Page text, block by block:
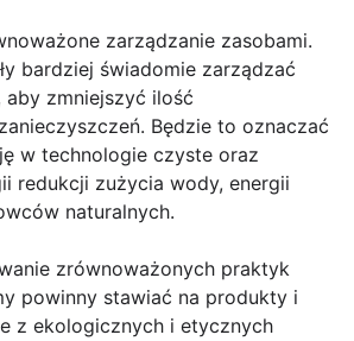
zarządzanie zasobami.
bardziej świadomie zarządzać
aby zmniejszyć ilość
Będzie to oznaczać
w technologie czyste oraz
redukcji zużycia wody, energii
naturalnych.
zrównoważonych praktyk
powinny stawiać na produkty i
z ekologicznych i etycznych